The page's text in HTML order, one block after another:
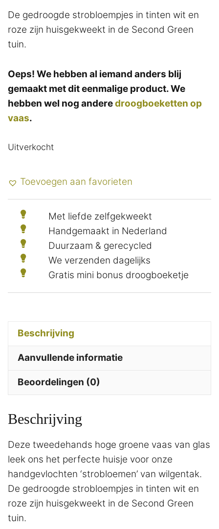
De gedroogde strobloempjes in tinten wit en
roze zijn huisgekweekt in de Second Green
tuin.
Oeps! We hebben al iemand anders blij
gemaakt met dit eenmalige product. We
hebben wel nog anderedroogboeketten op
vaas.
Uitverkocht
Toevoegen aan favorieten
Met liefde zelfgekweekt
Handgemaakt in Nederland
Duurzaam & gerecycled
We verzenden dagelijks
Gratis mini bonus droogboeketje
Beschrijving
Aanvullende informatie
Beoordelingen (0)
Beschrijving
Deze tweedehands hoge groene vaas van glas
leek ons het perfecte huisje voor onze
handgevlochten ‘strobloemen’ van wilgentak.
De gedroogde strobloempjes in tinten wit en
roze zijn huisgekweekt in de Second Green
tuin.